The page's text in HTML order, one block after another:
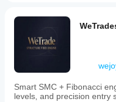
reactions
based
levels
across
Smart SMC + Fibonacci
levels, and precision entry